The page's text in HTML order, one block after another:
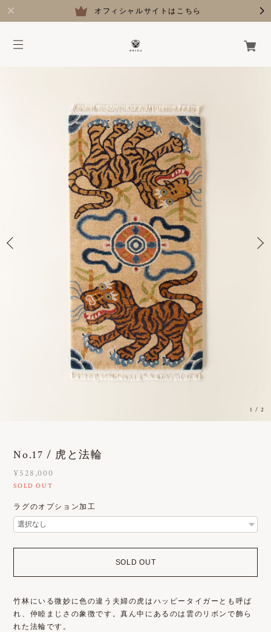
オフィシャルサイトはこちら
1 /2
No.17 / 虎と法輪
¥528,000
SOLD OUT
ラグのオプション加工
SOLD OUT
竹林にいる微妙に色の違う夫婦の虎はハッピータイガーとも呼ば
れ、仲睦まじさの象徴です。真ん中にあるのは雲のリボンで飾ら
れた法輪です。